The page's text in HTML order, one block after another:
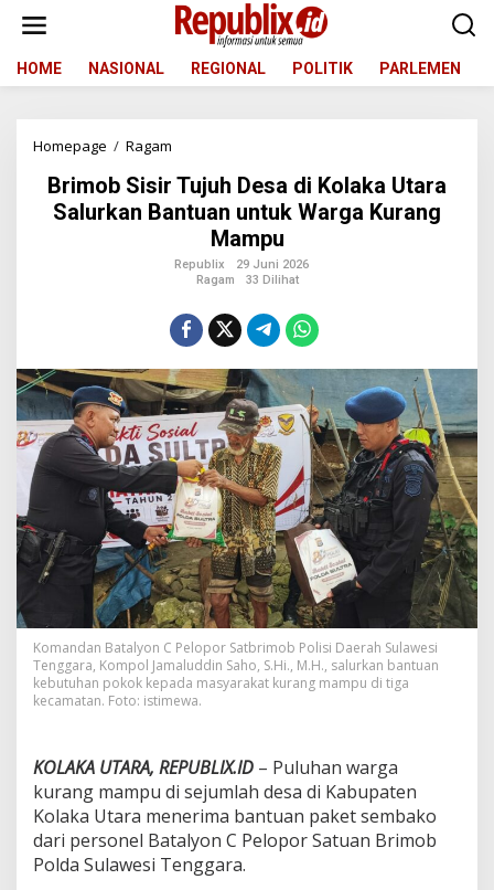
t
HOME NASIONAL REGIONAL POLITIK PARLEMEN
Homepage / Ragam
m
o
S
i
r
T
u
j
u
h
D
e
s
a
d
i
K
o
l
a
k
a
U
r
a
S
a
l
u
Brimob Sisir Tujuh Desa di Kolaka Utara
Salurkan Bantuan untuk Warga Kurang
Mampu
Republix
29 Juni 2026
Ragam
33 Dilihat
Komandan Batalyon C Pelopor Satbrimob Polisi Daerah Sulawesi
Tenggara, Kompol Jamaluddin Saho, S.Hi., M.H., salurkan bantuan
kebutuhan pokok kepada masyarakat kurang mampu di tiga
kecamatan. Foto: istimewa.
KOLAKA UTARA, REPUBLIX.ID – Puluhan warga
kurang mampu di sejumlah desa di Kabupaten
Kolaka Utara menerima bantuan paket sembako
dari personel Batalyon C Pelopor Satuan Brimob
Polda Sulawesi Tenggara.